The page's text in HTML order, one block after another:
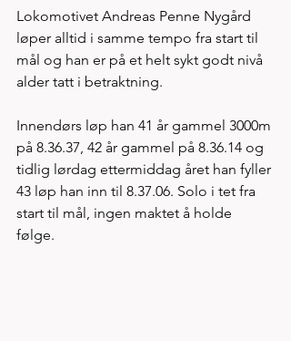
Lokomotivet Andreas Penne Nygård
løper alltid i samme tempo fra start til
mål og han er på et helt sykt godt nivå
alder tatt i betraktning.
Innendørs løp han 41 år gammel 3000m
på 8.36.37, 42 år gammel på 8.36.14 og
tidlig lørdag ettermiddag året han fyller
43 løp han inn til 8.37.06. Solo i tet fra
start til mål, ingen maktet å holde
følge.